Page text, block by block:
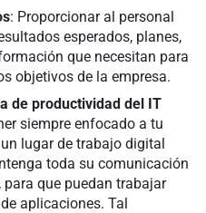
: Proporcionar al personal
esperados, planes,
que necesitan para
objetivos de la empresa.
de productividad del IT
siempre enfocado a tu
lugar de trabajo digital
toda su comunicación
que puedan trabajar
aplicaciones. Tal